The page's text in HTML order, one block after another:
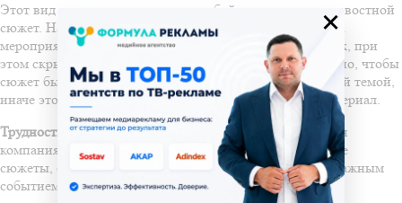
Этот вид рекламы представляет собой интеграцию в новостной
сюжет. Например, съемочная группа может приехать на
мероприятие, снять сюжет и представить его в новостях, при
этом скрыто рекламируя товар или услугу. Однако важно, чтобы
сюжет был связан с реальным событием или социальной темой,
иначе это будет восприниматься как проплаченный материал.
Трудности
: Сложность заключается в том, что не каждая
компания может интегрировать свой бренд в новостные
сюжеты, если она не связана с социальной темой или важным
событием.
×